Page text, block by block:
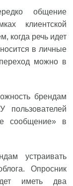
общение
клиентской
когда речь идет
в личные
можно в
брендам
сообщение» в
устраивать
Опросник
иметь два